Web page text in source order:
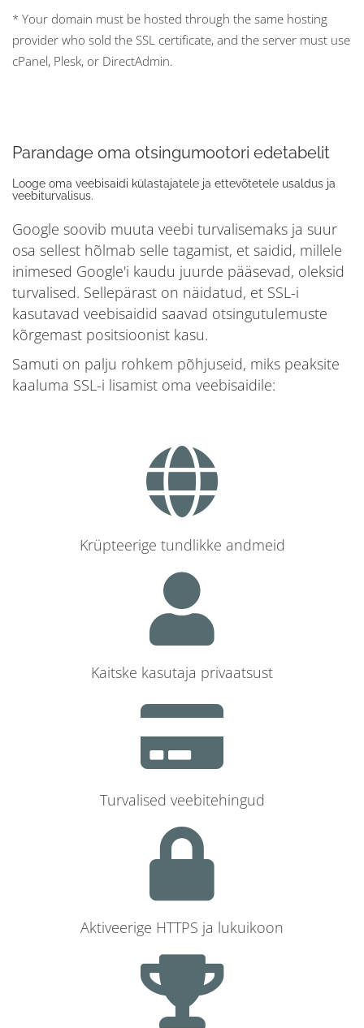
* Your domain must be hosted through the same hosting
provider who sold the SSL certificate, and the server must use
cPanel, Plesk, or DirectAdmin.
Parandage oma otsingumootori edetabelit
Looge oma veebisaidi külastajatele ja ettevõtetele usaldus ja
veebiturvalisus.
Google soovib muuta veebi turvalisemaks ja suur
osa sellest hõlmab selle tagamist, et saidid, millele
inimesed Google'i kaudu juurde pääsevad, oleksid
turvalised. Sellepärast on näidatud, et SSL-i
kasutavad veebisaidid saavad otsingutulemuste
kõrgemast positsioonist kasu.
Samuti on palju rohkem põhjuseid, miks peaksite
kaaluma SSL-i lisamist oma veebisaidile:
Krüpteerige tundlikke andmeid
Kaitske kasutaja privaatsust
Turvalised veebitehingud
Aktiveerige HTTPS ja lukuikoon